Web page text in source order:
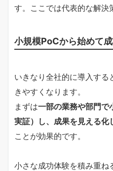
す。ここでは代表的な解決
小規模PoCから始めて
いきなり全社的に導入する
きやすくなります。
まずは一部の業務や部門で
実証）し、成果を見える化
ことが効果的です。
小さな成功体験を積み重ね